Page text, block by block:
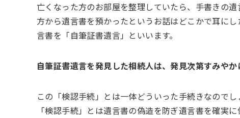
亡くなった方のお部屋を整理していたら、手書きの
方から遺言書を預かったというお話はどこかで耳に
言書を「自筆証書遺言」といいます。
自筆証書遺言を発見した相続人は、発見次第すみや
この「検認手続」とは一体どういった手続きなのでし
「検認手続」とは遺言書の偽造を防ぎ遺言書を確実に